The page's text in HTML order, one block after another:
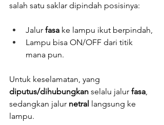
salah satu saklar dipindah posisinya:
Jalur fasa ke lampu ikut berpindah,
Lampu bisa ON/OFF dari titik
mana pun.
Untuk keselamatan, yang
diputus/dihubungkan selalu jalur fasa,
sedangkan jalur netral langsung ke
lampu.